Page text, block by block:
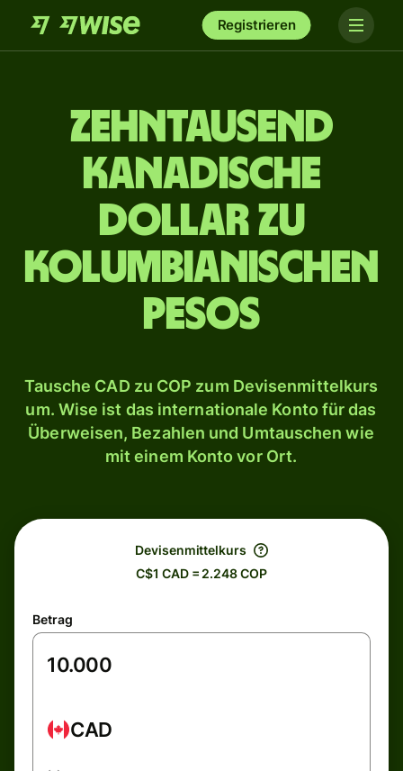
Registrieren
zehn­tausend
kanadische
Dollar zu
kolumbianischen
Pesos
Tausche CAD zu COP zum Devisenmittelkurs
um. Wise ist das internationale Konto für das
Überweisen, Bezahlen und Umtauschen wie
mit einem Konto vor Ort.
Devisenmittelkurs
C$1 CAD = 2.248 COP
Betrag
CAD